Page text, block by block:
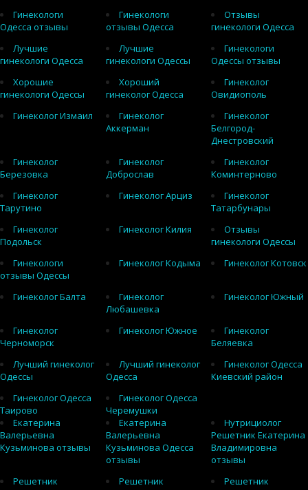
Гинекологи
Одесса отзывы
Гинекологи
отзывы Одесса
Отзывы
гинекологи Одесса
Лучшие
гинекологи Одесса
Лучшие
гинекологи Одессы
Гинекологи
Одессы отзывы
Хорошие
гинекологи Одессы
Хороший
гинеколог Одесса
Гинеколог
Овидиополь
Гинеколог Измаил
Гинеколог
Аккерман
Гинеколог
Белгород-
Днестровский
Гинеколог
Березовка
Гинеколог
Доброслав
Гинеколог
Коминтерново
Гинеколог
Тарутино
Гинеколог Арциз
Гинеколог
Татарбунары
Гинеколог
Подольск
Гинеколог Килия
Отзывы
гинекологи Одессы
Гинекологи
отзывы Одессы
Гинеколог Кодыма Гинеколог Котовск
Гинеколог Балта
Гинеколог
Любашевка
Гинеколог Южный
Гинеколог
Черноморск
Гинеколог Южное
Гинеколог
Беляевка
Лучший гинеколог
Одессы
Лучший гинеколог
Одесса
Гинеколог Одесса
Киевский район
Гинеколог Одесса
Таирово
Гинеколог Одесса
Черемушки
Екатерина
Валерьевна
Кузьминова отзывы
Екатерина
Валерьевна
Кузьминова Одесса
отзывы
Нутрициолог
Решетник Екатерина
Владимировна
отзывы
Решетник
Решетник
Решетник